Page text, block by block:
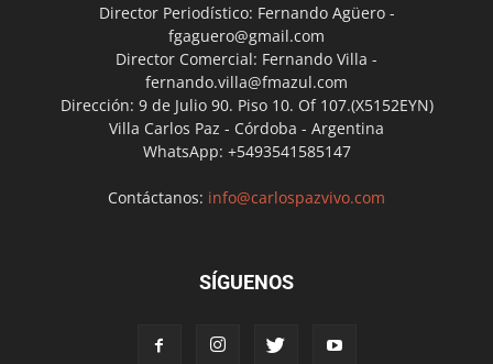
Director Periodístico: Fernando Agüero -
fgaguero@gmail.com
Director Comercial: Fernando Villa -
fernando.villa@fmazul.com
Dirección: 9 de Julio 90. Piso 10. Of 107.(X5152EYN)
Villa Carlos Paz - Córdoba - Argentina
WhatsApp: +5493541585147
Contáctanos: info@carlospazvivo.com
SÍGUENOS